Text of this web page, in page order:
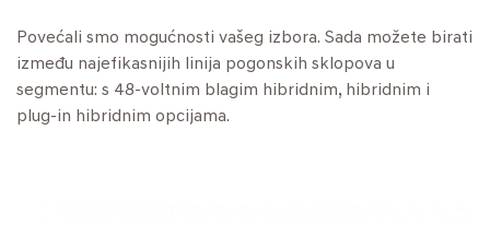
Povećali smo mogućnosti vašeg izbora. Sada možete birati
između najefikasnijih linija pogonskih sklopova u
segmentu: s 48-voltnim blagim hibridnim, hibridnim i
plug-in hibridnim opcijama.